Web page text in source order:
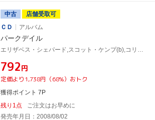
中古
店舗受取可
ＣＤ
アルバム
パークデイル
¥792円
定価より1,738円（68%）おトク
獲得ポイント 7P
残り1点
ご注文はお早めに
発売年月日：2008/08/02